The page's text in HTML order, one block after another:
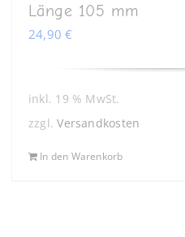
Länge 105 mm
24,90€
inkl. 19 % MwSt.
zzgl.Versandkosten
In den Warenkorb